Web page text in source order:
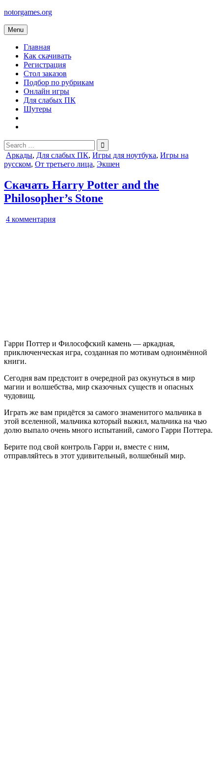
Skip
content
notorgames.org
Menu
Главная
Как скачивать
Регистрация
Стол заказов
Подбор по рубрикам
Онлайн игры
Для слабых ПК
Шутеры
Search
for:
Posted
in
Аркады, Для слабых ПК, Игры для ноутбука, Игры на
русском, От третьего лица, Экшен
Скачать Harry Potter and the
Philosopher’s Stone
4 комментарияк
Гарри Поттер и Философский камень — аркадная,
приключенческая игра, созданная по мотивам одноимённой
книги.
Сегодня вам предстоит в очередной раз окунуться в мир
магии и волшебства, мир сказочных существ и опасных
чудовищ.
Играть же вам придётся за самого знаменитого мальчика в
этой вселенной, мальчика который выжил, мальчика на чью
долю выпало очень много испытаний, самого Гарри Поттера.
Берите под свой контроль Гарри и, вместе с ним,
отправляйтесь в этот удивительный, волшебный мир.